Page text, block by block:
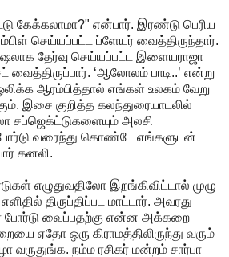
கேக்கலாமா?" என்பார். இரண்டு பெரிய
செய்யப்பட்ட ப்ளேயர் வைத்திருந்தார்.
தேர்வு செய்யப்பட்ட இளையராஜா
‘ஆலோலம் பாடி..’ என்று
ஆரம்பித்தால் எங்கள் உலகம் வேறு
இசை குறித்த கலந்துரையாடலில்
சப்ஜெக்ட்டுகளையும் அலசி
வரைந்து கொண்டே எங்களுடன்
கனலி.
எழுதுவதிலோ இறங்கிவிட்டால் முழு
திருப்திப்பட மாட்டார். அவரது
போர்டு வைப்பதற்கு என்ன அக்கறை
ஏதோ ஒரு கிராமத்திலிருந்து வரும்
வருதுங்க. நம்ம ரசிகர் மன்றம் சார்பா